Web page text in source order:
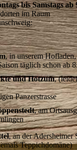
bis Samstags
im Raum
, in unserem Hofladen,
täglich schon ab
und Hötzum,
Panzerstrasse
, am
, an der Adersheimer
Teppichdomäne)